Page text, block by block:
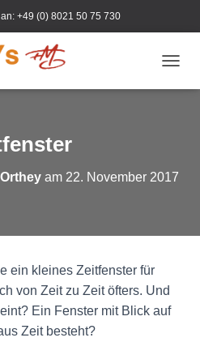
+49 (0) 8021 50 75 730
A
I
A
am 22. November 2017
ein kleines Zeitfenster für
von Zeit zu Zeit öfters. Und
Ein Fenster mit Blick auf
Zeit besteht?